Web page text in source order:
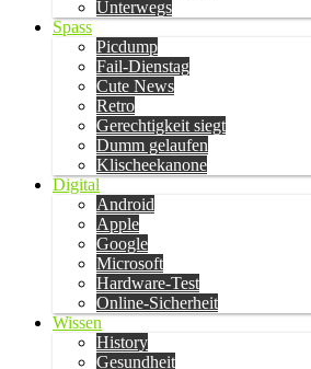
Unterwegs
Spass
Picdump
Fail-Dienstag
Cute News
Retro
Gerechtigkeit siegt
Dumm gelaufen
Klischeekanone
Digital
Android
Apple
Google
Microsoft
Hardware-Test
Online-Sicherheit
Wissen
History
Gesundheit